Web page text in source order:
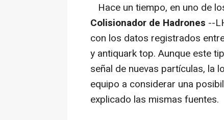
Hace un tiempo, en uno de
Colisionador de Hadrones --
con los datos registrados
y antiquark top. Aunque este
señal de nuevas partículas, la
equipo a considerar una
explicado las mismas fuentes.